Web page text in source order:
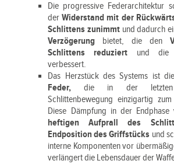
Die progressive Federarchitektur
derWiderstand mit der
Schlittens zunimmt und dadurch
Verzögerung bietet, die den
Schlittens reduziert und die
verbessert.
Das Herzstück des Systems ist
Feder, die in der letzten
Schlittenbewegung einzigartig
Diese Dämpfung in der Endphase
heftigen Aufprall des
Endposition des Griffstücks und
interne Komponenten vor
verlängert die Lebensdauer der